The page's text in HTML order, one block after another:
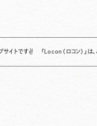
「Locon（ロコン）」は、これまでに